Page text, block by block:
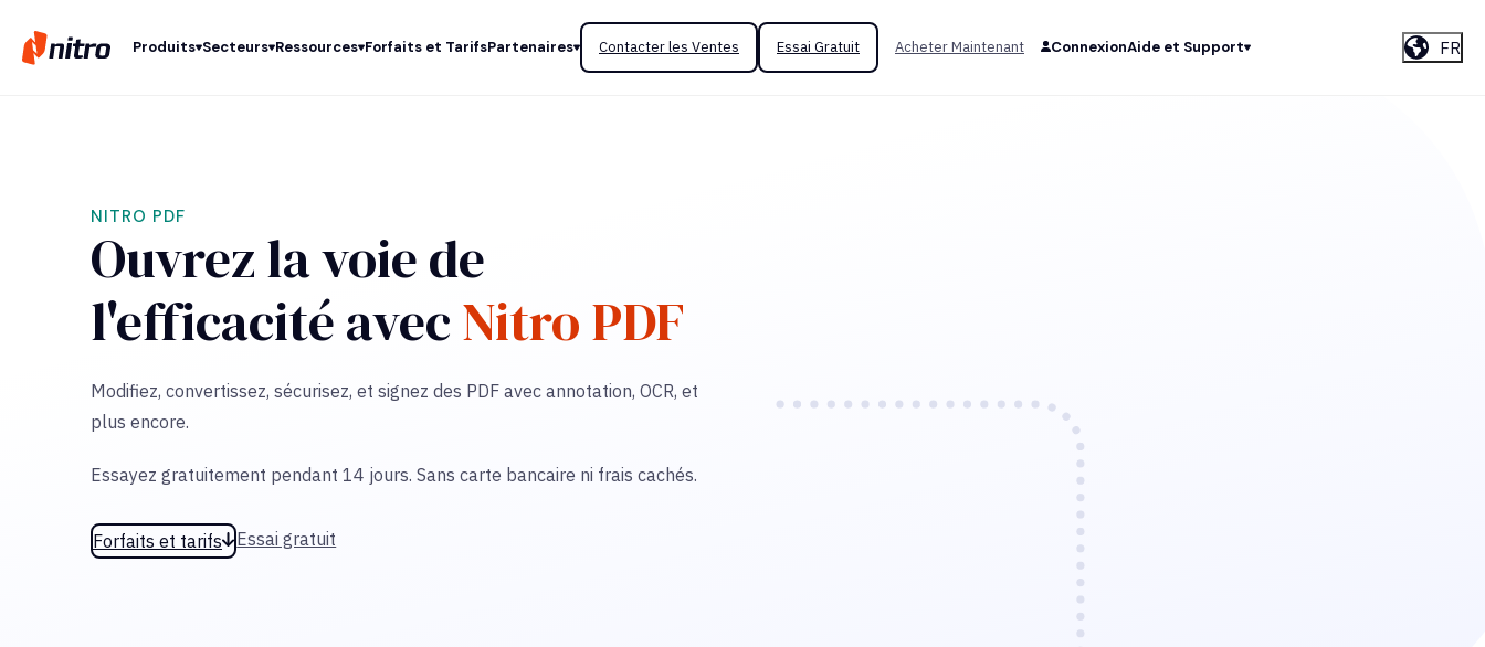
Produits Secteurs Ressources Forfaits et TarifsPartenaires Contacter les Ventes Essai Gratuit Acheter Maintenant ConnexionAide et Support FR
NITRO PDF
Ouvrez la voie de
l'efficacité avecNitro PDF
Modifiez, convertissez, sécurisez, et signez des PDF avec annotation, OCR, et
plus encore.
Essayez gratuitement pendant 14 jours. Sans carte bancaire ni frais cachés.
Forfaits et tarifs Essai gratuit